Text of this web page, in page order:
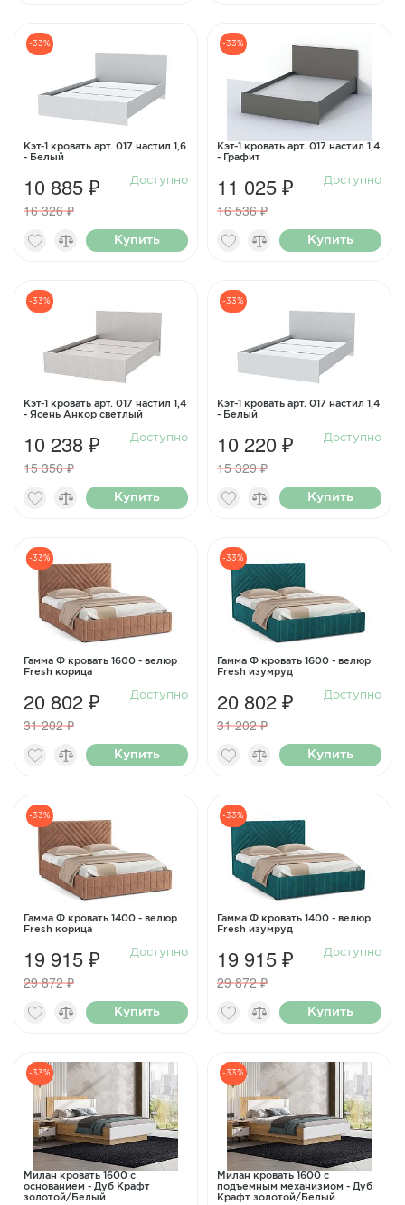
-33%
Кэт-1 кровать арт. 017 настил 1,6
- Белый
10 885 ₽
16 326 ₽
Доступно
Купить
-33%
Кэт-1 кровать арт. 017 настил 1,4
- Графит
11 025 ₽
16 536 ₽
Доступно
Купить
-33%
Кэт-1 кровать арт. 017 настил 1,4
- Ясень Анкор светлый
10 238 ₽
15 356 ₽
Доступно
Купить
-33%
Кэт-1 кровать арт. 017 настил 1,4
- Белый
10 220 ₽
15 329 ₽
Доступно
Купить
-33%
Гамма Ф кровать 1600 - велюр
Fresh корица
20 802 ₽
31 202 ₽
Доступно
Купить
-33%
Гамма Ф кровать 1600 - велюр
Fresh изумруд
20 802 ₽
31 202 ₽
Доступно
Купить
-33%
Гамма Ф кровать 1400 - велюр
Fresh корица
19 915 ₽
29 872 ₽
Доступно
Купить
-33%
Гамма Ф кровать 1400 - велюр
Fresh изумруд
19 915 ₽
29 872 ₽
Доступно
Купить
-33%
Милан кровать 1600 с
основанием - Дуб Крафт
золотой/Белый
-33%
Милан кровать 1600 с
подъемным механизмом - Дуб
Крафт золотой/Белый